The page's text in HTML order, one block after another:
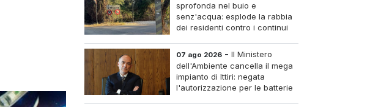
sprofonda nel buio e
senz'acqua: esplode la rabbia
dei residenti contro i continui
07 ago 2026 - Il Ministero
dell'Ambiente cancella il mega
impianto di Ittiri: negata
l'autorizzazione per le batterie